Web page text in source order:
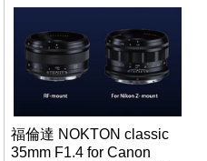
福倫達 NOKTON classic
35mm F1.4 for Canon